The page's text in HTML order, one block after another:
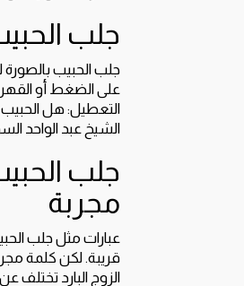
جلب
جلب الحبيب بالصورة
على الضغط أو
التعطيل: هل
الشيخ عبد الواحد
جلب
مجربة
عبارات مثل جلب
قريبة. لكن كلمة
الزوج البارد